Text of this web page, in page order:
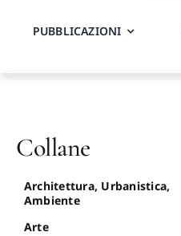
PUBBLICAZIONI
Collane
Architettura, Urbanistica,
Ambiente
Arte